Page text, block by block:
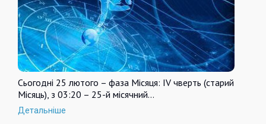
Сьогодні 25 лютого – фаза Місяця: IV чверть (старий
Місяць), з 03:20 – 25-й місячний…
Детальніше